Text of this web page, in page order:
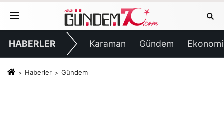
HABERLER Karaman Gündem Ekonomi
Haberler Gündem